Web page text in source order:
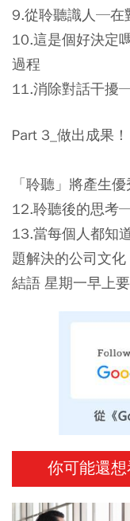
9.從聆聽識人─在
10.這是個好決定
過程
11.消除對話干擾
Part 3_做出成果！
「聆聽」將產生
12.聆聽後的思考
13.當每個人都知
題解決的公司文化
結語 星期一早上要
你可能還